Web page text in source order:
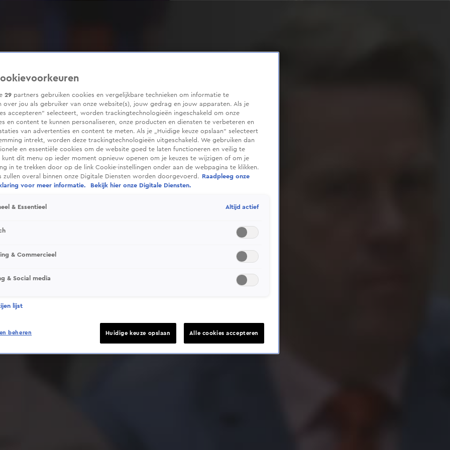
Deze video is niet beschikbaar op je huidige locatie
29 partners gebruiken cookies en vergelijkbare technieken om informatie te
over jou als gebruiker van onze website(s), jouw gedrag en jouw apparaten. Als je
accepteren” selecteert, worden trackingtechnologieën ingeschakeld om onze
en content te kunnen personaliseren, onze producten en diensten te verbeteren en
van advertenties en content te meten. Als je „Huidige keuze opslaan” selecteert
intrekt, worden deze trackingtechnologieën uitgeschakeld. We gebruiken dan
en essentiële cookies om de website goed te laten functioneren en veilig te
kunt dit menu op ieder moment opnieuw openen om je keuzes te wijzigen of om je
in te trekken door op de link Cookie-instellingen onder aan de webpagina te klikken.
zullen overal binnen onze Digitale Diensten worden doorgevoerd.
Raadpleeg onze
voor meer informatie.
Bekijk hier onze Digitale Diensten.
& Essentieel Altijd actief
& Commercieel
& Social media
lijst
beheren Huidige keuze opslaan Alle cookies accepteren